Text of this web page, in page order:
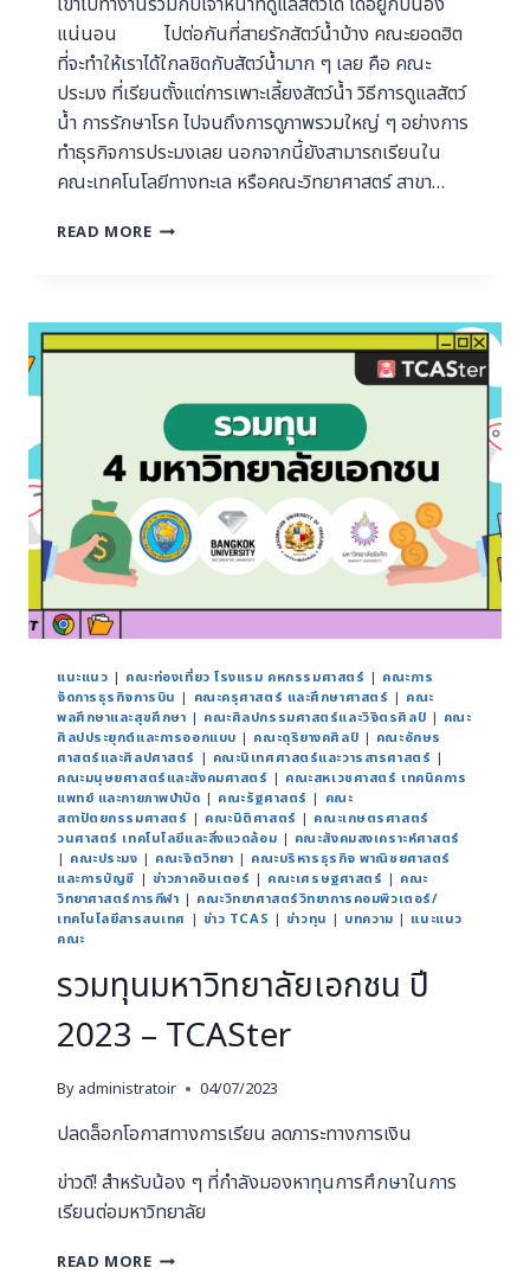
แน่นอน ไปต่อกันที่สายรักสัตว์น้ำบ้าง คณะยอดฮิต
ที่จะทำให้เราได้ใกลชิดกับสัตว์น้ำมาก ๆ เลย คือ คณะ
ประมง ที่เรียนตั้งแต่การเพาะเลี้ยงสัตว์น้ำ วิธีการดูแลสัตว์
น้ำ การรักษาโรค ไปจนถึงการดูภาพรวมใหญ่ ๆ อย่างการ
ทำธุรกิจการประมงเลย นอกจากนี้ยังสามารถเรียนใน
คณะเทคโนโลยีทางทะเล หรือคณะวิทยาศาสตร์ สาขา…
READ MORE
แนะแนว | คณะท่องเที่ยว โรงแรม คหกรรมศาสตร์ | คณะการ
จัดการธุรกิจการบิน | คณะครุศาสตร์ และศึกษาศาสตร์ | คณะ
พลศึกษาและสุขศึกษา | คณะศิลปกรรมศาสตร์และวิจิตรศิลป์ | คณะ
ศิลปประยุกต์และการออกแบบ | คณะดุริยางคศิลป์ | คณะอักษร
ศาสตร์และศิลปศาสตร์ | คณะนิเทศศาสตร์และวารสารศาสตร์ |
คณะมนุษยศาสตร์และสังคมศาสตร์ | คณะสหเวชศาสตร์ เทคนิคการ
แพทย์ และกายภาพบำบัด | คณะรัฐศาสตร์ | คณะ
สถาปัตยกรรมศาสตร์ | คณะนิติศาสตร์ | คณะเกษตรศาสตร์
วนศาสตร์ เทคโนโลยีและสิ่งแวดล้อม | คณะสังคมสงเคราะห์ศาสตร์
| คณะประมง | คณะจิตวิทยา | คณะบริหารธุรกิจ พาณิชยศาสตร์
และการบัญชี | ข่าวภาคอินเตอร์ | คณะเศรษฐศาสตร์ | คณะ
วิทยาศาสตร์การกีฬา | คณะวิทยาศาสตร์วิทยาการคอมพิวเตอร์/
เทคโนโลยีสารสนเทศ | ข่าว TCAS | ข่าวทุน | บทความ | แนะแนว
คณะ
รวมทุนมหาวิทยาลัยเอกชน ปี
2023 – TCASter
By administratoir 04/07/2023
ปลดล็อกโอกาสทางการเรียน ลดภาระทางการเงิน
ข่าวดี! สำหรับน้อง ๆ ที่กำลังมองหาทุนการศึกษาในการ
เรียนต่อมหาวิทยาลัย
READ MORE